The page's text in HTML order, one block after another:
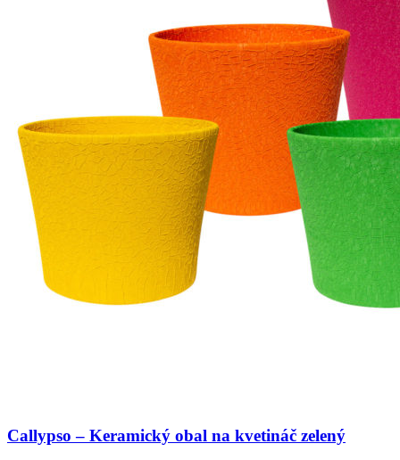
Callypso – Keramický obal na kvetináč zelený